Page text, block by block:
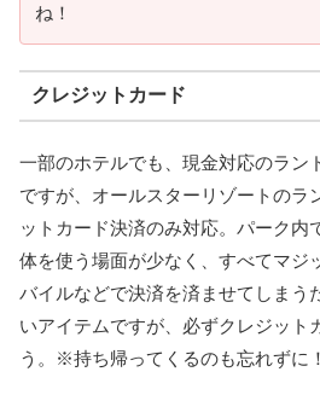
ね！
クレジットカード
一部のホテルでも、現金対応のラン
ですが、オールスターリゾートのラ
ットカード決済のみ対応。パーク内
体を使う場面が少なく、すべてマジ
バイルなどで決済を済ませてしまう
いアイテムですが、必ずクレジット
う。※持ち帰ってくるのも忘れずに